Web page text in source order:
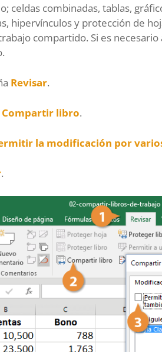
celdas combinadas, tablas,
hipervínculos y protección de
compartido. Si es
Revisar.
Compartir libro.
la modificación por
.